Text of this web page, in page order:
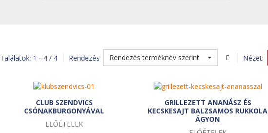
Találatok: 1 - 4 / 4 Rendezés Rendezés terméknév szerint Nézet:
CLUB SZENDVICS
CSÓNAKBURGONYÁVAL
ELŐÉTELEK
GRILLEZETT ANANÁSZ ÉS
KECSKESAJT BALZSAMOS RUKKOLA
ÁGYON